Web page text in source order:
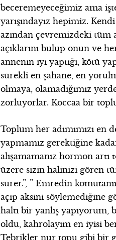
beceremeyeceğimiz ama
yarışındayız hepimiz.
azından çevremizdeki tüm
açıklarını bulup onun ve
annenin iyi yaptığı, kötü
sürekli en şahane, en
olmaya, olamadığımız
zorluyorlar. Koccaa bir
Toplum her adımımızı en
yapmamız gerektiğine
alışamamanız hormon
üzere sizin halinizi gören
sürer.”, ” Emredin
açıp aksini söylemediğine
haltı bir yanlış yapıyorum,
oldu, kahrolayım en iyisi
Tebrikler nur topu gibi bir